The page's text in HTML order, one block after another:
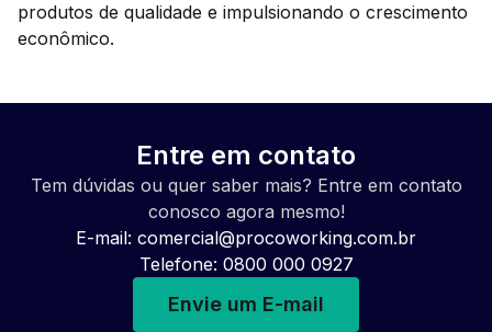
produtos de qualidade e impulsionando o crescimento
econômico.
Entre em contato
Tem dúvidas ou quer saber mais? Entre em contato
conosco agora mesmo!
E-mail: comercial@procoworking.com.br
Telefone: 0800 000 0927
Envie um E-mail